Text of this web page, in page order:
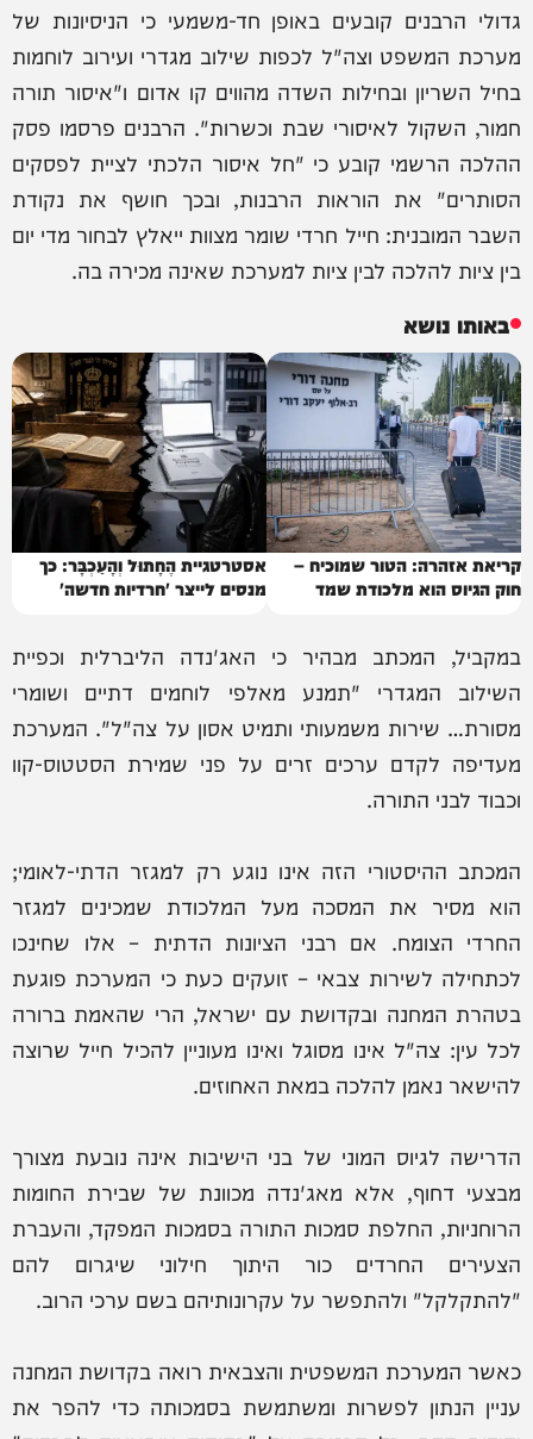
גדולי הרבנים קובעים באופן חד-משמעי כי הניסיונות של
מערכת המשפט וצה"ל לכפות שילוב מגדרי ועירוב לוחמות
בחיל השריון ובחילות השדה מהווים קו אדום ו"איסור תורה
חמור, השקול לאיסורי שבת וכשרות". הרבנים פרסמו פסק
ההלכה הרשמי קובע כי "חל איסור הלכתי לציית לפסקים
הסותרים" את הוראות הרבנות, ובכך חושף את נקודת
השבר המובנית: חייל חרדי שומר מצוות ייאלץ לבחור מדי יום
בין ציות להלכה לבין ציות למערכת שאינה מכירה בה.
באותו נושא
קריאת אזהרה: הטור שמוכיח –
חוק הגיוס הוא מלכודת שמד
אסטרטגיית הֶחָתוּל וְהָעַכְבָּר: כך
מנסים לייצר 'חרדיות חדשה'
במקביל, המכתב מבהיר כי האג'נדה הליברלית וכפיית
השילוב המגדרי "תמנע מאלפי לוחמים דתיים ושומרי
מסורת… שירות משמעותי ותמיט אסון על צה"ל". המערכת
מעדיפה לקדם ערכים זרים על פני שמירת הסטטוס-קוו
וכבוד לבני התורה.
המכתב ההיסטורי הזה אינו נוגע רק למגזר הדתי-לאומי;
הוא מסיר את המסכה מעל המלכודת שמכינים למגזר
החרדי הצומח. אם רבני הציונות הדתית – אלו שחינכו
לכתחילה לשירות צבאי – זועקים כעת כי המערכת פוגעת
בטהרת המחנה ובקדושת עם ישראל, הרי שהאמת ברורה
לכל עין: צה"ל אינו מסוגל ואינו מעוניין להכיל חייל שרוצה
להישאר נאמן להלכה במאת האחוזים.
הדרישה לגיוס המוני של בני הישיבות אינה נובעת מצורך
מבצעי דחוף, אלא מאג'נדה מכוונת של שבירת החומות
הרוחניות, החלפת סמכות התורה בסמכות המפקד, והעברת
הצעירים החרדים כור היתוך חילוני שיגרום להם
"להתקלקל" ולהתפשר על עקרונותיהם בשם ערכי הרוב.
כאשר המערכת המשפטית והצבאית רואה בקדושת המחנה
עניין הנתון לפשרות ומשתמשת בסמכותה כדי להפר את